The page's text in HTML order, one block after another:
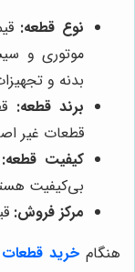
نوع قطعه:
موتوری و
بدنه و
برند قطعه:
قطعات غیر
کیفیت قطعه:
بی‌کیفیت
مرکز فروش:
هنگامخرید قطعات